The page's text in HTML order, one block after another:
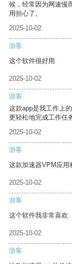
候，经常因为网速慢
用担心了。
2025-10-02
游客
这个软件很好用
2025-10-02
游客
这款app是我工作上
更轻松地完成工作任
2025-10-02
游客
这款加速器VPM应用
2025-10-02
游客
这个软件我非常喜欢
2025-10-02
游客